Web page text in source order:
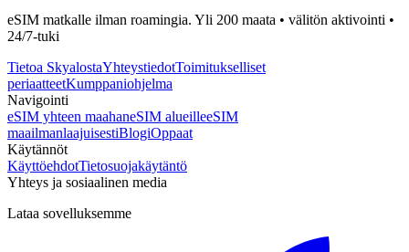
eSIM matkalle ilman roamingia. Yli 200 maata • välitön aktivointi •
24/7-tuki
Tietoa SkyalostaYhteystiedotToimitukselliset
periaatteetKumppaniohjelma
Navigointi
eSIM yhteen maahaneSIM alueilleeSIM
maailmanlaajuisestiBlogiOppaat
Käytännöt
KäyttöehdotTietosuojakäytäntö
Yhteys ja sosiaalinen media
Lataa sovelluksemme